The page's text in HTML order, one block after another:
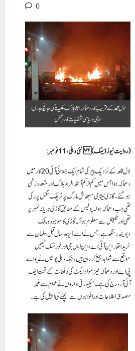
0
لال قلعہ کے قریب کار دھماکہ: 8 ہلاک، ملکیت کی جانچ جاری؛
سماجی و سیاسی شخصیات کا ردِعمل
نئی دہلی، 11 نومبر: ( روایت نیوز ڈیسک)
دھماکہ ہوا جس میں کم از کم آٹھ افراد ہلاک اور متعدد زخمی
ہو گئے۔ گاڑی نیتا جی سبھاش مارگ پر ٹریفک سگنل پر رکی
تھی جب دھماکہ ہوا۔ پولیس کے مطابق گاڑی ہریانہ نمبر پر
تھی اور تفتیش سے معلوم ہوا کہ گاڑی کا موجودہ مالک
دیویندر سنگھ ہے، جس نے اسے ڈیڑھ سال قبل سلمان سے
خریدا تھا۔ این آئی اے، این ایس جی اور فورنسک ٹیمیں
موقع سے شواہد جمع کر رہی ہیں، جبکہ دہلی پولیس نے یو اے
پی اے اور دھماکہ خیز مواد ایکٹ کی دفعات کے تحت ایف
آئی آر درج کی ہے۔ سیکیورٹی اداروں نے عوام سے غیر
مصدقہ اطلاعات اور افواہوں سے بچنے کی اپیل کی ہے۔